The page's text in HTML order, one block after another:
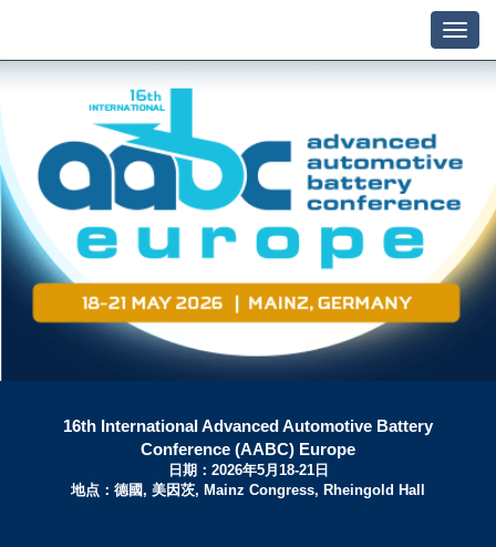
16th International Advanced Automotive Battery
Conference (AABC) Europe
日期：2026年5月18-21日
地点：德國, 美因茨, Mainz Congress, Rheingold Hall